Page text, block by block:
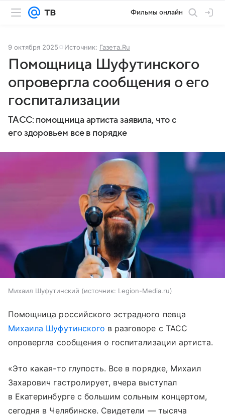
Фильмы онлайн
9 октября 2025 Источник: Газета.Ru
Помощница Шуфутинского
опровергла сообщения о его
госпитализации
ТАСС: помощница артиста заявила, что с
его здоровьем все в порядке
Михаил Шуфутинский источник: Legion-Media.ru
Помощница российского эстрадного певца
Михаила Шуфутинского в разговоре с ТАСС
опровергла сообщения о госпитализации артиста.
«Это какая-то глупость. Все в порядке, Михаил
Захарович гастролирует, вчера выступал
в Екатеринбурге с большим сольным концертом,
сегодня в Челябинске. Свидетели — тысяча